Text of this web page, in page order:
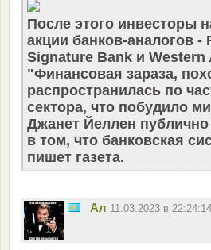
После этого инвесторы
акции банков-аналогов -
Signature Bank и Western
"Финансовая зараза,
распространилась по
сектора, что побудило
Джанет Йеллен
в том, что банковская
пишет газета.
Ал 11.03.2023 в